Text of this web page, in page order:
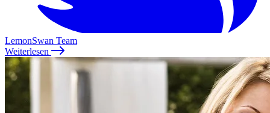
LemonSwan Team
Weiterlesen